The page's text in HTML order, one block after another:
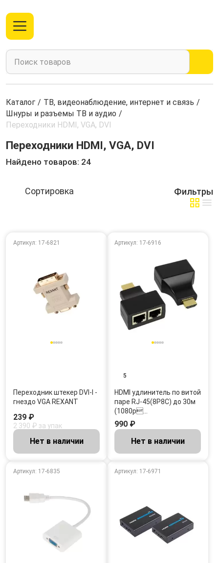
Каталог / ТВ, видеонаблюдение, интернет и связь /
Шнуры и разъемы ТВ и аудио /
Переходники HDMI, VGA, DVI
Переходники HDMI, VGA, DVI
Найдено товаров: 24
Фильтры
Артикул: 17-6821
Переходник штекер DVI-I -
гнездо VGA REXANT
239 ₽
2 390 ₽ за упак
Нет в наличии
Артикул: 17-6916
5
HDMI удлинитель по витой
паре RJ-45(8P8C) до 30м
(1080p…
990 ₽
Нет в наличии
Артикул: 17-6835 Артикул: 17-6971